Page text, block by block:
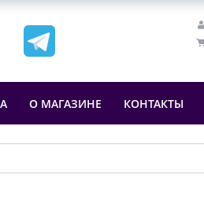
О МАГАЗИНЕ КОНТАКТЫ